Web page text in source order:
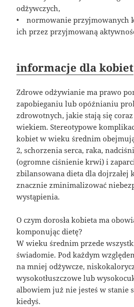
odżywczych,
• normowanie przyjmowanych
ich przez przyjmowaną
informacje dla kobiet
Zdrowe odżywianie ma prawo
zapobieganiu lub opóźnianiu
zdrowotnych, jakie stają się coraz
wiekiem. Stereotypowe
kobiet w wieku średnim
2, schorzenia serca, raka,
(ogromne ciśnienie krwi) i
zbilansowana dieta dla dojrzałej
znacznie zminimalizować
wystąpienia.
O czym dorosła kobieta ma
komponując dietę?
W wieku średnim przede
świadomie. Pod każdym
na mniej odżywcze,
wysokotłuszczowe lub
albowiem już nie jesteś w stanie
kiedyś.